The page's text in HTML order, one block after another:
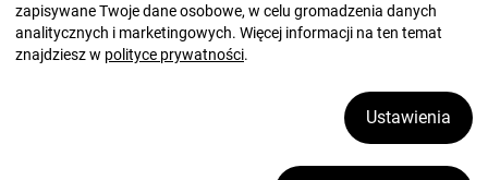
zapisywane Twoje dane osobowe, w celu gromadzenia danych
analitycznych i marketingowych. Więcej informacji na ten temat
znajdziesz w polityce prywatności.
Ustawienia
pon. - pt.: 08:00 - 16:00